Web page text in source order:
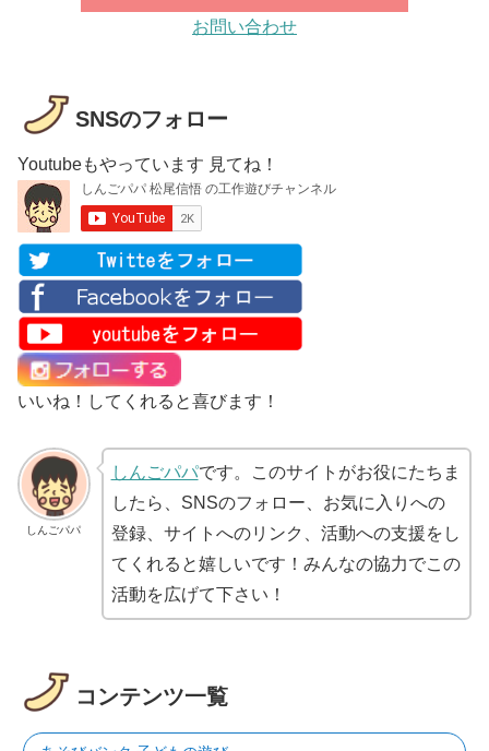
お問い合わせ
SNSのフォロー
Youtubeもやっています 見てね！
いいね！してくれると喜びます！
しんごパパ
しんごパパです。このサイトがお役にたちま
したら、SNSのフォロー、お気に入りへの
登録、サイトへのリンク、活動への支援をし
てくれると嬉しいです！みんなの協力でこの
活動を広げて下さい！
コンテンツ一覧